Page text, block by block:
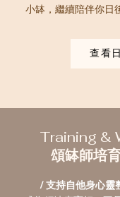
小缽，繼續陪伴你日
查看
Training &
頌缽師培
/ 支持自他身心靈